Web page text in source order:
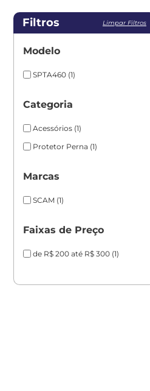
Filtros Limpar Filtros
Modelo
SPTA460 (1)
Categoria
Acessórios (1)
Protetor Perna (1)
Marcas
SCAM (1)
Faixas de Preço
de R$ 200 até R$ 300 (1)